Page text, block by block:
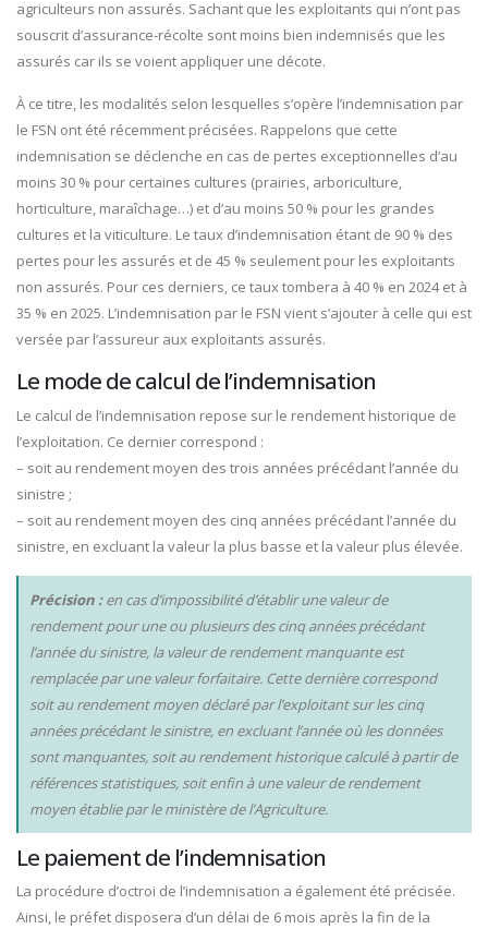
agriculteurs non assurés. Sachant que les exploitants qui n’ont pas
souscrit d’assurance-récolte sont moins bien indemnisés que les
assurés car ils se voient appliquer une décote.
À ce titre, les modalités selon lesquelles s’opère l’indemnisation par
le FSN ont été récemment précisées. Rappelons que cette
indemnisation se déclenche en cas de pertes exceptionnelles d’au
moins 30 % pour certaines cultures (prairies, arboriculture,
horticulture, maraîchage…) et d’au moins 50 % pour les grandes
cultures et la viticulture. Le taux d’indemnisation étant de 90 % des
pertes pour les assurés et de 45 % seulement pour les exploitants
non assurés. Pour ces derniers, ce taux tombera à 40 % en 2024 et à
35 % en 2025. L’indemnisation par le FSN vient s’ajouter à celle qui est
versée par l’assureur aux exploitants assurés.
Le mode de calcul de l’indemnisation
Le calcul de l’indemnisation repose sur le rendement historique de
l’exploitation. Ce dernier correspond :
– soit au rendement moyen des trois années précédant l’année du
sinistre ;
– soit au rendement moyen des cinq années précédant l’année du
sinistre, en excluant la valeur la plus basse et la valeur plus élevée.
Précision :en cas d’impossibilité d’établir une valeur de
rendement pour une ou plusieurs des cinq années précédant
l’année du sinistre, la valeur de rendement manquante est
remplacée par une valeur forfaitaire. Cette dernière correspond
soit au rendement moyen déclaré par l’exploitant sur les cinq
années précédant le sinistre, en excluant l’année où les données
sont manquantes, soit au rendement historique calculé à partir de
références statistiques, soit enfin à une valeur de rendement
moyen établie par le ministère de l’Agriculture.
Le paiement de l’indemnisation
La procédure d’octroi de l’indemnisation a également été précisée.
Ainsi, le préfet disposera d’un délai de 6 mois après la fin de la